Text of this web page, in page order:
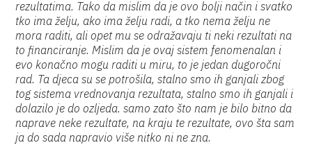
rezultatima. Tako da mislim da je ovo bolji način i svatko
tko ima želju, ako ima želju radi, a tko nema želju ne
mora raditi, ali opet mu se odražavaju ti neki rezultati na
to financiranje. Mislim da je ovaj sistem fenomenalan i
evo konačno mogu raditi u miru, to je jedan dugoročni
rad. Ta djeca su se potrošila, stalno smo ih ganjali zbog
tog sistema vrednovanja rezultata, stalno smo ih ganjali i
dolazilo je do ozljeda. samo zato što nam je bilo bitno da
naprave neke rezultate, na kraju te rezultate, ovo šta sam
ja do sada napravio više nitko ni ne zna.